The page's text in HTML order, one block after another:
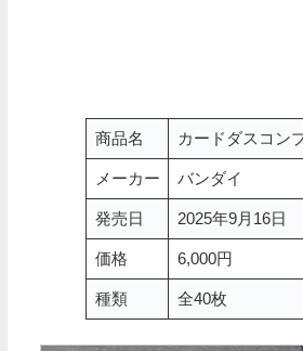
商品名 カードダスコン
メーカー バンダイ
発売日 2025年9月16日
価格 6,000円
種類 全40枚